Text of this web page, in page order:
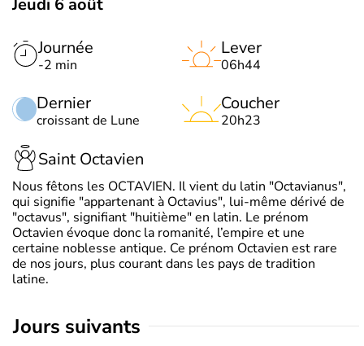
Journée
-2 min
Dernier
croissant de Lune
Lever
06h44
Coucher
20h23
Saint Octavien
Nous fêtons les OCTAVIEN. Il vient du latin "Octavianus",
qui signifie "appartenant à Octavius", lui-même dérivé de
"octavus", signifiant "huitième" en latin. Le prénom
Octavien évoque donc la romanité, l’empire et une
certaine noblesse antique. Ce prénom Octavien est rare
de nos jours, plus courant dans les pays de tradition
latine.
jours suivants